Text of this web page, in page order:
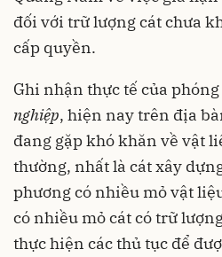
đối với trữ lượng cát chưa
cấp quyền.
Ghi nhận thực tế của
nghiệp, hiện nay trên địa
đang gặp khó khăn về vật
thường, nhất là cát xây
phương có nhiều mỏ vật
có nhiều mỏ cát có trữ
thực hiện các thủ tục để